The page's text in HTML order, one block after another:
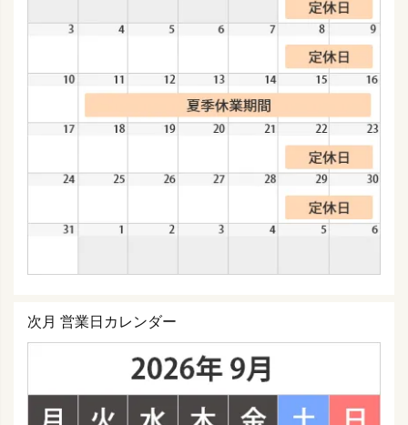
次月 営業日カレンダー